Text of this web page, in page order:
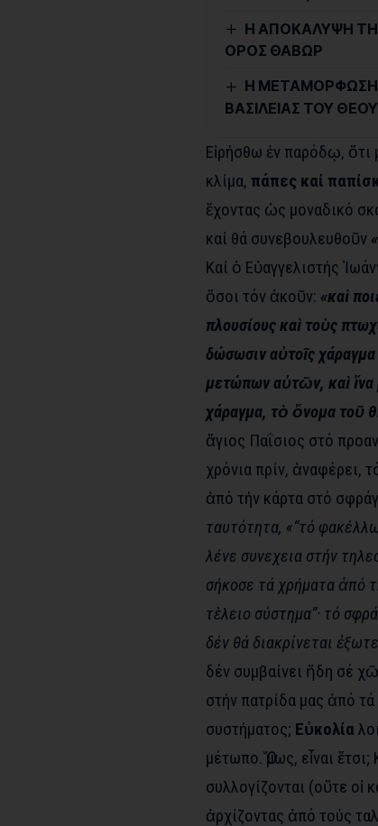
Η ΑΠΟΚΑΛΥΨΗ
ΟΡΟΣ ΘΑΒΩΡ
Η ΜΕΤΑΜΟΡΦΩΣΗ
ΒΑΣΙΛΕΙΑΣ ΤΟΥ ΘΕΟΥ
Εἰρήσθω ἐν παρόδῳ, ὅτι
κλίμα, πάπες καί
ἔχοντας ὡς μοναδικό
καί θά συνεβουλευθοῦν
Καί ὁ Εὐαγγελιστής
ὅσοι τόν ἀκοῦν: «καὶ
πλουσίους καὶ τοὺς
δώσωσιν αὐτοῖς
μετώπων αὐτῶν, καὶ ἵνα
χάραγμα, τὸ ὄνομα τοῦ
ἅγιος Παΐσιος στό
χρόνια πρίν, ἀναφέρει,
ἀπό τήν κάρτα στό
ταυτότητα, «“τό
λένε συνεχεια στήν
σήκοσε τά χρήματα ἀπό
τὲλειο σύστημα”· τό
δέν θά διακρίνεται
δέν συμβαίνει ἤδη σέ
στήν πατρίδα μας ἀπό
συστήματος; Εὐκολία
μέτωπο. Ὅμως, εἶναι
συλλογίζονται (οὔτε οἱ
ἀρχίζοντας ἀπό τούς